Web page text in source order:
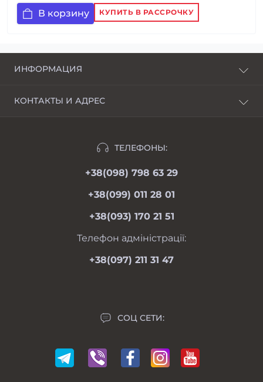
В корзину КУПИТЬ В РАССРОЧКУ
ИНФОРМАЦИЯ
Связаться с нами
КОНТАКТЫ И АДРЕС
ТЕЛЕФОНЫ:
+38(098) 798 63 29
+38(099) 011 28 01
+38(093) 170 21 51
Телефон адміністрації:
+38(097) 211 31 47
СОЦ СЕТИ: